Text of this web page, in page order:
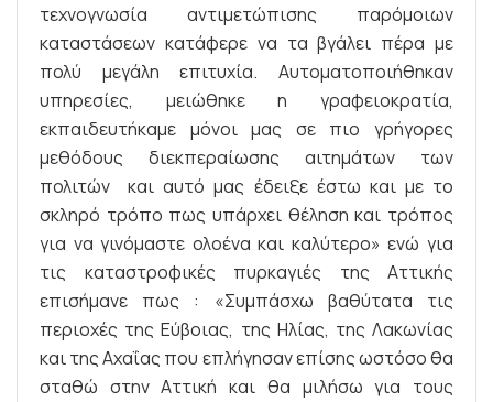
τεχνογνωσία αντιμετώπισης παρόμοιων
καταστάσεων κατάφερε να τα βγάλει πέρα με
πολύ μεγάλη επιτυχία. Αυτοματοποιήθηκαν
υπηρεσίες, μειώθηκε η γραφειοκρατία,
εκπαιδευτήκαμε μόνοι μας σε πιο γρήγορες
μεθόδους διεκπεραίωσης αιτημάτων των
πολιτών και αυτό μας έδειξε έστω και με το
σκληρό τρόπο πως υπάρχει θέληση και τρόπος
για να γινόμαστε ολοένα και καλύτερο» ενώ για
τις καταστροφικές πυρκαγιές της Αττικής
επισήμανε πως : «Συμπάσχω βαθύτατα τις
περιοχές της Εύβοιας, της Ηλίας, της Λακωνίας
και της Αχαΐας που επλήγησαν επίσης ωστόσο θα
σταθώ στην Αττική και θα μιλήσω για τους